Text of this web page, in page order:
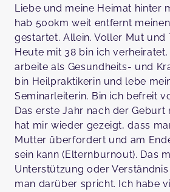
Liebe und meine Heimat hinter
hab 500km weit entfernt
gestartet. Allein. Voller Mut und
Heute mit 38 bin ich verheiratet,
arbeite als Gesundheits- und
bin Heilpraktikerin und lebe
Seminarleiterin. Bin ich befreit
Das erste Jahr nach der Geburt
hat mir wieder gezeigt, dass
Mutter überfordert und am
sein kann (Elternburnout). Das
Unterstützung oder
man darüber spricht. Ich habe